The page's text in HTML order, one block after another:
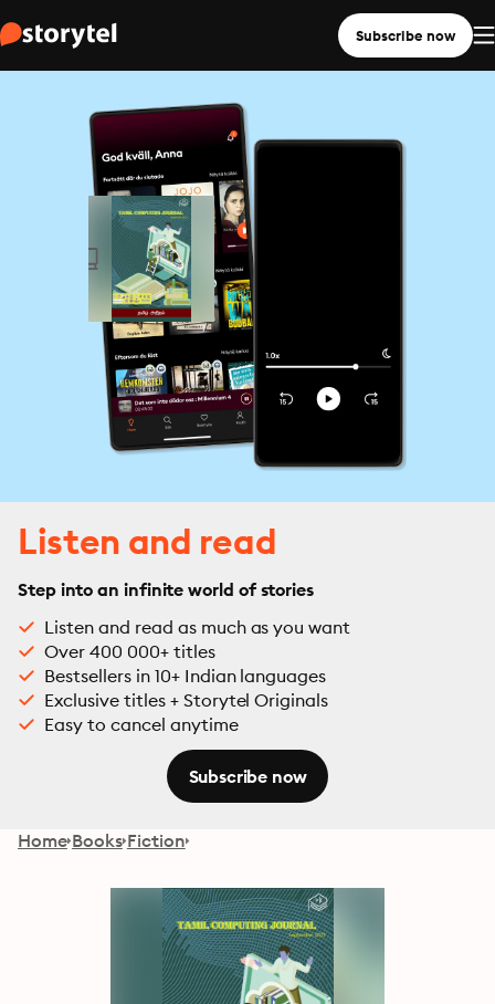
Subscribe now
Listen and read
Step into an infinite world of stories
Listen and read as much as you want
Over 400 000+ titles
Bestsellers in 10+ Indian languages
Exclusive titles + Storytel Originals
Easy to cancel anytime
Subscribe now
Home Books Fiction